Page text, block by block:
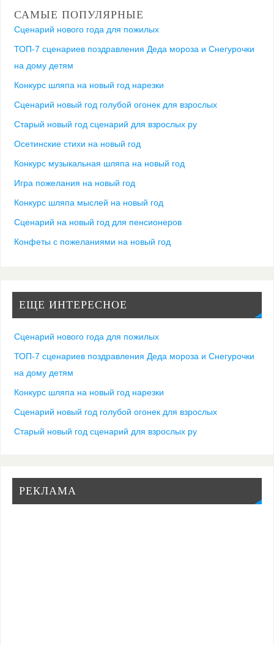
САМЫЕ ПОПУЛЯРНЫЕ
Сценарий нового года для пожилых
ТОП-7 сценариев поздравления Деда мороза и Снегурочки
на дому детям
Конкурс шляпа на новый год нарезки
Сценарий новый год голубой огонек для взрослых
Старый новый год сценарий для взрослых ру
Осетинские стихи на новый год
Конкурс музыкальная шляпа на новый год
Игра пожелания на новый год
Конкурс шляпа мыслей на новый год
Сценарий на новый год для пенсионеров
Конфеты с пожеланиями на новый год
ЕЩЕ ИНТЕРЕСНОЕ
Сценарий нового года для пожилых
ТОП-7 сценариев поздравления Деда мороза и Снегурочки
на дому детям
Конкурс шляпа на новый год нарезки
Сценарий новый год голубой огонек для взрослых
Старый новый год сценарий для взрослых ру
РЕКЛАМА